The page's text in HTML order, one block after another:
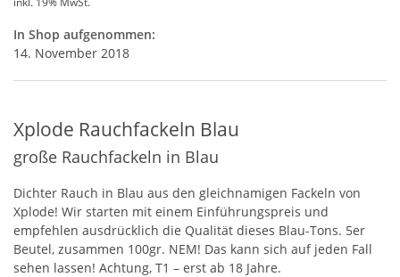
In Shop aufgenommen:
14. November 2018
Xplode Rauchfackeln Blau
große Rauchfackeln in Blau
Dichter Rauch in Blau aus den gleichnamigen Fackeln von
Xplode! Wir starten mit einem Einführungspreis und
empfehlen ausdrücklich die Qualität dieses Blau-Tons. 5er
Beutel, zusammen 100gr. NEM! Das kann sich auf jeden Fall
sehen lassen! Achtung, T1 – erst ab 18 Jahre.